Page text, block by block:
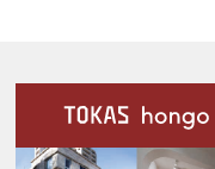
施設案内
Our